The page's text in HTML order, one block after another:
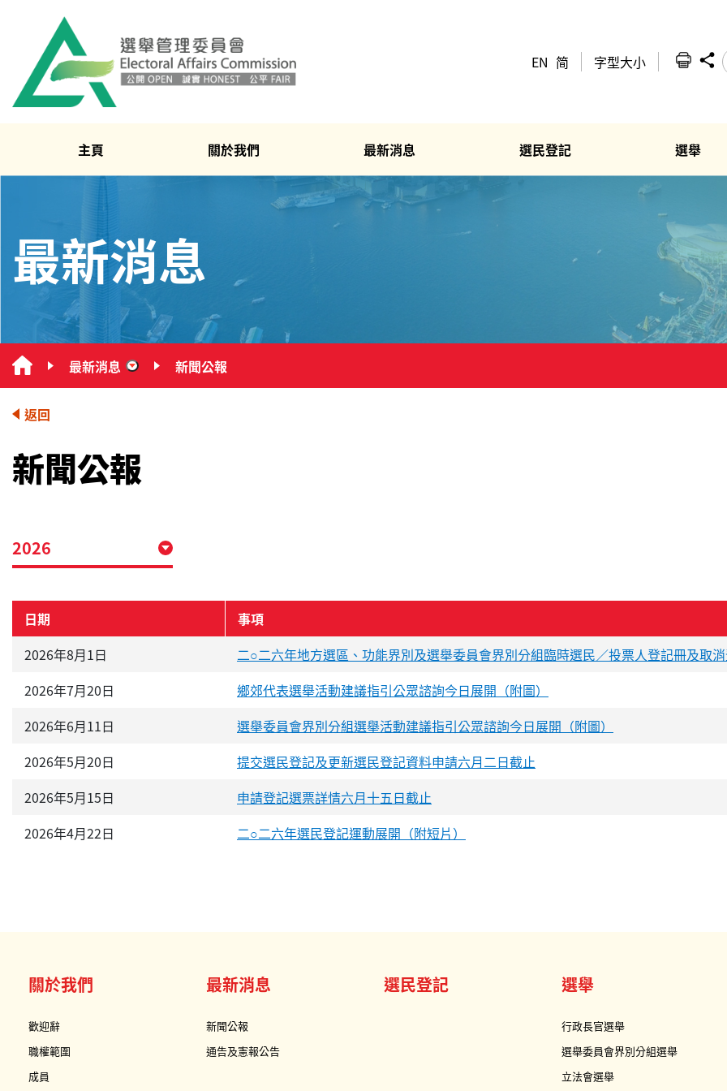
EN 简 字型大小
主頁 關於我們 最新消息 選民登記 選舉
最新消息
最新消息 “最新消息”
新聞公報
返回
新聞公報
2026
日期
事項
2026年8月1日
二○二六年地方選區、功能界別及選舉委員會界別分組臨時選民／投票人登記冊及取
2026年7月20日
鄉郊代表選舉活動建議指引公眾諮詢今日展開（附圖）
2026年6月11日
選舉委員會界別分組選舉活動建議指引公眾諮詢今日展開（附圖）
2026年5月20日
提交選民登記及更新選民登記資料申請六月二日截止
2026年5月15日
申請登記選票詳情六月十五日截止
2026年4月22日
二○二六年選民登記運動展開（附短片）
關於我們
歡迎辭
職權範圍
成員
最新消息
新聞公報
通告及憲報公告
選民登記 選舉
行政長官選舉
選舉委員會界別分組選舉
立法會選舉